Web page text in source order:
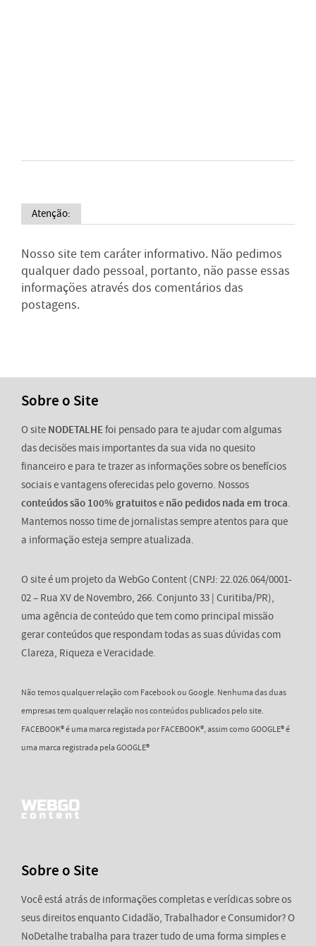
Atenção:
Nosso site tem caráter informativo. Não pedimos
qualquer dado pessoal, portanto, não passe essas
informações através dos comentários das
postagens.
Sobre o Site
O site NODETALHEfoi pensado para te ajudar com algumas
das decisões mais importantes da sua vida no quesito
financeiro e para te trazer as informações sobre os benefícios
sociais e vantagens oferecidas pelo governo. Nossos
conteúdos são 100% gratuitose não pedidos nada em troca.
Mantemos nosso time de jornalistas sempre atentos para que
a informação esteja sempre atualizada.
O site é um projeto da WebGo Content (CNPJ: 22.026.064/0001-
02 – Rua XV de Novembro, 266. Conjunto 33 | Curitiba/PR),
uma agência de conteúdo que tem como principal missão
gerar conteúdos que respondam todas as suas dúvidas com
Clareza, Riqueza e Veracidade.
Não temos qualquer relação com Facebook ou Google. Nenhuma das duas
empresas tem qualquer relação nos conteúdos publicados pelo site.
FACEBOOK® é uma marca registada por FACEBOOK®, assim como GOOGLE® é
uma marca registrada pela GOOGLE®
Sobre o Site
Você está atrás de informações completas e verídicas sobre os
seus direitos enquanto Cidadão, Trabalhador e Consumidor? O
NoDetalhe trabalha para trazer tudo de uma forma simples e